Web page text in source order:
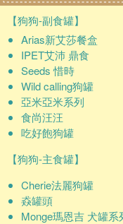
【狗狗-副食罐】
Arias新艾莎餐盒
IPET艾沛 鼎食
Seeds 惜時
Wild calling狗罐
亞米亞米系列
食尚汪汪
吃好飽狗罐
【狗狗-主食罐】
Cherie法麗狗罐
猋罐頭
Monge瑪恩吉 犬罐系